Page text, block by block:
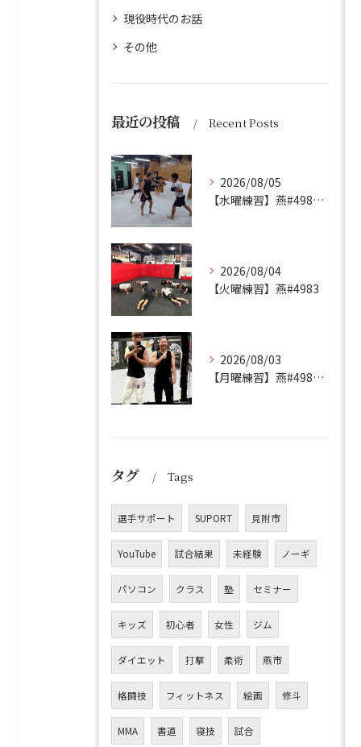
現役時代のお話
その他
最近の投稿 Recent Posts
2026/08/05
【水曜練習】燕#4984見附#492
2026/08/04
【火曜練習】燕#4983
2026/08/03
【月曜練習】燕#4982見附#491
タグ Tags
選手サポート SUPORT 見附市
YouTube 試合結果 未経験 ノーギ
パソコン クラス 塾 セミナー
キッズ 初心者 女性 ジム
ダイエット 打撃 柔術 燕市
格闘技 フィットネス 絵画 修斗
MMA 書道 寝技 試合